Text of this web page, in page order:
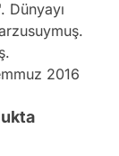
Dünyayı
2016